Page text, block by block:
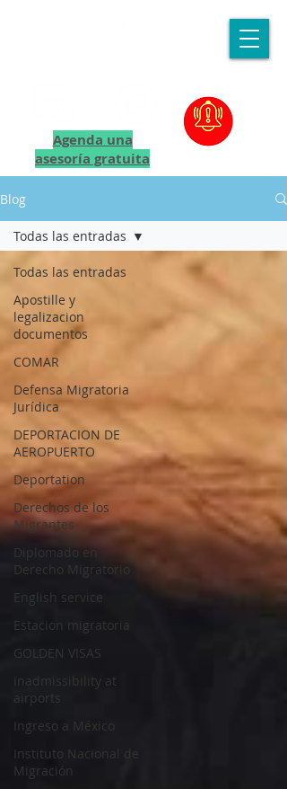
Agenda una
asesoría gratuita
Blog
Todas las entradas
Apostille y
legalizacion
documentos
COMAR
Defensa Migratoria
Jurídica
DEPORTACION DE
AEROPUERTO
Deportation
Derechos de los
Migrantes
Diplomado en
Derecho Migratorio
English service
Estacion migratoria
GOLDEN VISAS
inadmissibility at
airports
Ingreso a México
Instituto Nacional de
Migración
Todas las entradas